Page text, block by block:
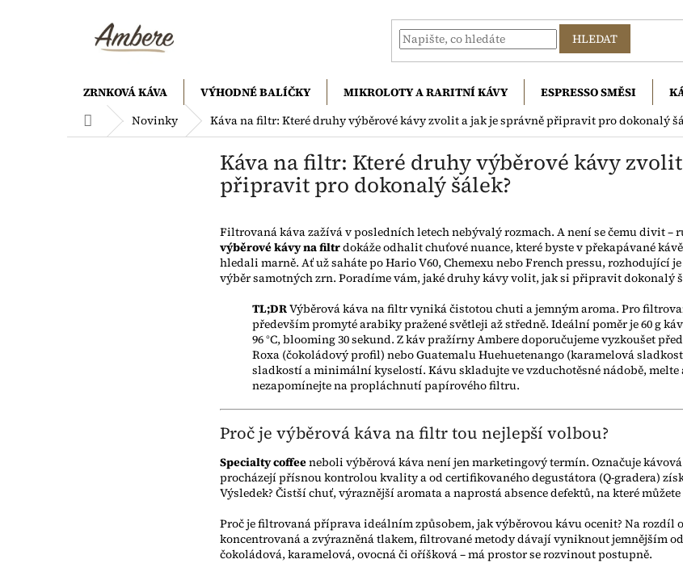
HLEDAT
ZRNKOVÁ KÁVA VÝHODNÉ BALÍČKY MIKROLOTY A RARITNÍ KÁVY ESPRESSO SMĚSI
Domů Novinky Káva na filtr: Které druhy výběrové kávy zvolit a jak je správně připravit pro dokonalý
Káva na filtr: Které druhy výběrové kávy
připravit pro dokonalý šálek?
Filtrovaná káva zažívá v posledních letech nebývalý rozmach. A není se čemu divit –
výběrové kávy na filtrdokáže odhalit chuťové nuance, které byste v překapávané
hledali marně. Ať už saháte po Hario V60, Chemexu nebo French pressu, rozhodující
výběr samotných zrn. Poradíme vám, jaké druhy kávy volit, jak si připravit dokonalý
TL;DRVýběrová káva na filtr vyniká čistotou chuti a jemným aroma. Pro
především promyté arabiky pražené světleji až středně. Ideální poměr je 60 g
96 °C, blooming 30 sekund. Z káv pražírny Ambere doporučujeme vyzkoušet
Roxa (čokoládový profil) nebo Guatemalu Huehuetenango (karamelová
sladkostí a minimální kyselostí. Kávu skladujte ve vzduchotěsné nádobě, melte
nezapomínejte na propláchnutí papírového filtru.
Proč je výběrová káva na filtr tou nejlepší volbou?
Specialty coffeeneboli výběrová káva není jen marketingový termín. Označuje
procházejí přísnou kontrolou kvality a od certifikovaného degustátora (Q-gradera)
Výsledek? Čistší chuť, výraznější aromata a naprostá absence defektů, na které
Proč je filtrovaná příprava ideálním způsobem, jak výběrovou kávu ocenit? Na rozdíl
koncentrovaná a zvýrazněná tlakem, filtrované metody dávají vyniknout jemnějším
čokoládová, karamelová, ovocná či oříšková – má prostor se rozvinout postupně.